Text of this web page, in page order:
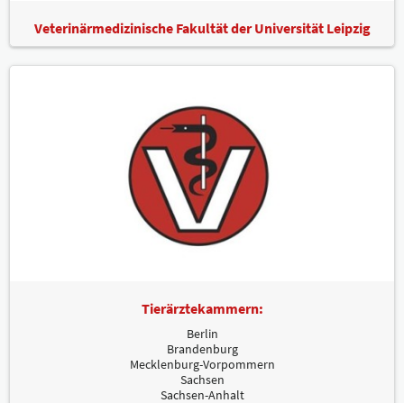
Veterinärmedizinische Fakultät der Universität Leipzig
Tierärztekammern:
Berlin
Brandenburg
Mecklenburg-Vorpommern
Sachsen
Sachsen-Anhalt